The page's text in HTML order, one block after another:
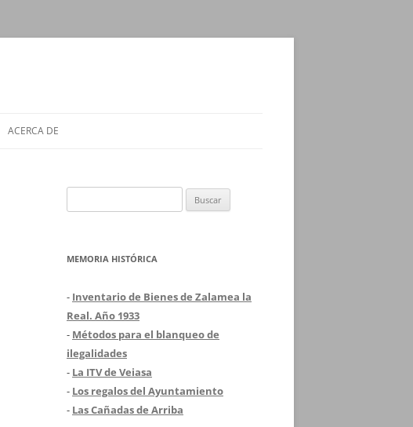
ACERCA DE
MEMORIA HISTÓRICA
- Inventario de Bienes de Zalamea la
Real. Año 1933
- Métodos para el blanqueo de
ilegalidades
- La ITV de Veiasa
- Los regalos del Ayuntamiento
- Las Cañadas de Arriba